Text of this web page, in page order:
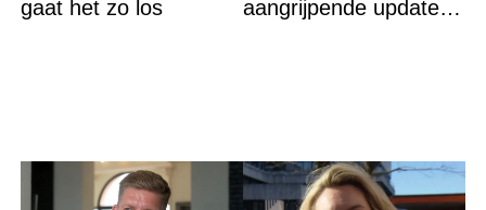
gaat het zo los
aangrijpende update